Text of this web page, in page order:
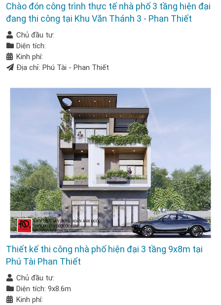
Chào đón công trình thực tế nhà phố 3 tầng hiện đại
đang thi công tại Khu Văn Thánh 3 - Phan Thiết
Chủ đầu tư:
Diện tích:
Kinh phí:
Địa chỉ: Phú Tài - Phan Thiết
Thiết kế thi công nhà phố hiện đại 3 tầng 9x8m tại
Phú Tài Phan Thiết
Chủ đầu tư:
Diện tích: 9x8.6m
Kinh phí: